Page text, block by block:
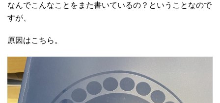
なんでこんなことをまた書いているの？ということなので
すが、
原因はこちら。